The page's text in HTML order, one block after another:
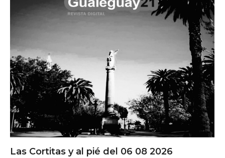
Las Cortitas y al pié del 06 08 2026